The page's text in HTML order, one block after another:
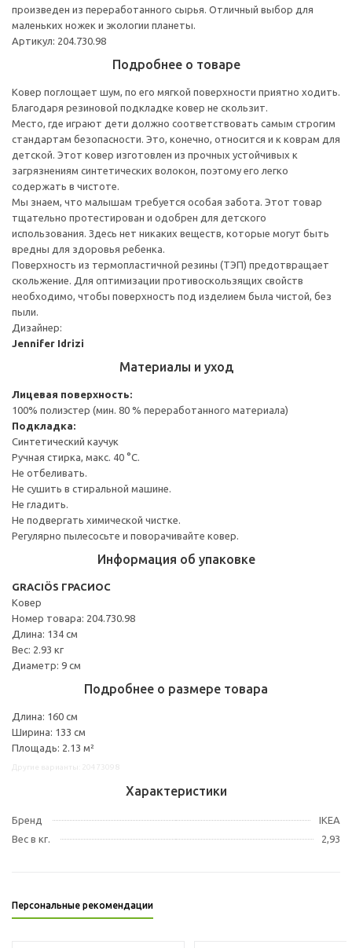
произведен из переработанного сырья. Отличный выбор для
маленьких ножек и экологии планеты.
Артикул: 204.730.98
Подробнее о товаре
Ковер поглощает шум, по его мягкой поверхности приятно ходить.
Благодаря резиновой подкладке ковер не скользит.
Место, где играют дети должно соответствовать самым строгим
стандартам безопасности. Это, конечно, относится и к коврам для
детской. Этот ковер изготовлен из прочных устойчивых к
загрязнениям синтетических волокон, поэтому его легко
содержать в чистоте.
Мы знаем, что малышам требуется особая забота. Этот товар
тщательно протестирован и одобрен для детского
использования. Здесь нет никаких веществ, которые могут быть
вредны для здоровья ребенка.
Поверхность из термопластичной резины (ТЭП) предотвращает
скольжение. Для оптимизации противоскользящих свойств
необходимо, чтобы поверхность под изделием была чистой, без
пыли.
Дизайнер:
Jennifer Idrizi
Материалы и уход
Лицевая поверхность:
100% полиэстер (мин. 80 % переработанного материала)
Подкладка:
Синтетический каучук
Ручная стирка, макс. 40 °C.
Не отбеливать.
Не сушить в стиральной машине.
Не гладить.
Не подвергать химической чистке.
Регулярно пылесосьте и поворачивайте ковер.
Информация об упаковке
GRACIÖS ГРАСИОС
Ковер
Номер товара: 204.730.98
Длина: 134 см
Вес: 2.93 кг
Диаметр: 9 см
Подробнее о размере товара
Длина: 160 см
Ширина: 133 см
Площадь: 2.13 м²
Характеристики
Бренд
IKEA
Вес в кг.
2,93
Персональные рекомендации